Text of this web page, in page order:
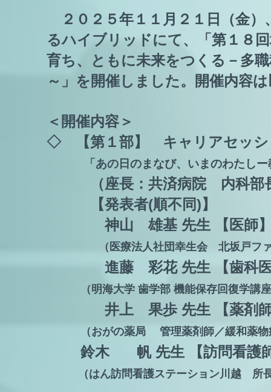
２０２５年１１月２１日（金
るハイブリッドにて、「第１８
育ち、ともに未来をつくる－多
～」を開催しました。開催内容
＜開催内容＞
◇ 【第１部】 キャリアセッシ
「あの日のまなび、いまのわたし
（座長：共済病院 内科部
【発表者(順不同)】
神山 雄基 先生 【医師
（医療法人社団幸生会 北坂戸
進藤 彩花 先生 【歯科
（明海大学 歯学部 機能保存回復学講
井上 果歩 先生 【薬剤師
（おがの薬局 管理薬剤師／緩和薬
鈴木 帆 先生 【訪問看護
（はん訪問看護ステーション川越